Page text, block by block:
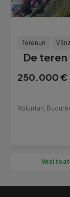
Terenuri
De
250.000 €
Vezi